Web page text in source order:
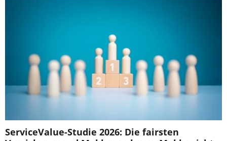
ServiceValue-Studie 2026: Die fairsten